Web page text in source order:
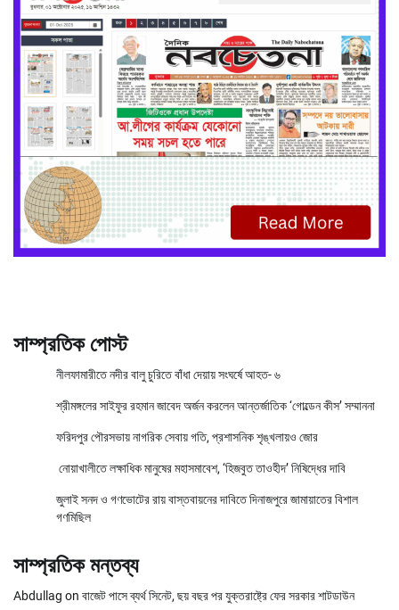
সাম্প্রতিক পোস্ট
নীলফামারীতে নদীর বালু চুরিতে বাঁধা দেয়ায় সংঘর্ষে আহত- ৬
শ্রীমঙ্গলের সাইফুর রহমান জাবেদ অর্জন করলেন আন্তর্জাতিক ‘গোল্ডেন কীস’ সম্মাননা
ফরিদপুর পৌরসভায় নাগরিক সেবায় গতি, প্রশাসনিক শৃঙ্খলায়ও জোর
নোয়াখালীতে লক্ষাধিক মানুষের মহাসমাবেশ, ‘হিজবুত তাওহীদ’ নিষিদ্ধের দাবি
জুলাই সনদ ও গণভোটের রায় বাস্তবায়নের দাবিতে দিনাজপুরে জামায়াতের বিশাল
গণমিছিল
সাম্প্রতিক মন্তব্য
Abdullag on বাজেট পাসে ব্যর্থ সিনেট, ছয় বছর পর যুক্তরাষ্ট্রে ফের সরকার শাটডাউন